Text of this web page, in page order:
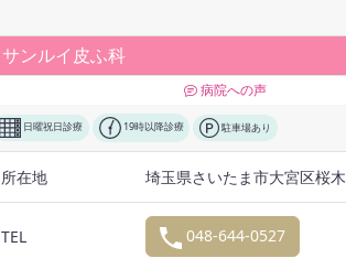
サンルイ皮ふ科
病院への声
日曜祝日診療 19時以降診療 駐車場あり
所在地 埼玉県さいたま市大宮区桜
TEL 048-644-0527